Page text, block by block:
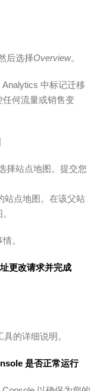
后选择Overview。
Analytics 中标记迁移
何流量或销售变
择站点地图。提交您
站点地图。在该父站
。
更改请求并完成
的详细说明。
是否正常运行